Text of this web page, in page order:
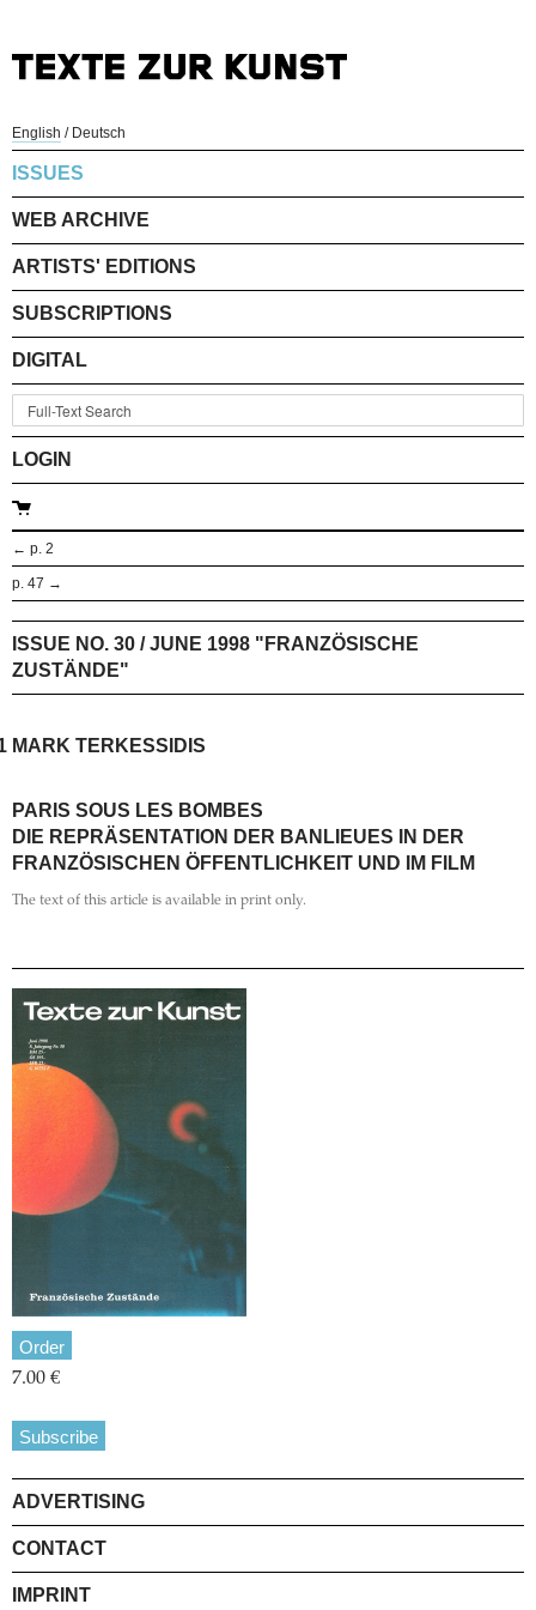
English / Deutsch
ISSUES
WEB ARCHIVE
ARTISTS' EDITIONS
SUBSCRIPTIONS
DIGITAL
LOGIN
← p. 2
p. 47 →
ISSUE NO. 30 / JUNE 1998 "FRANZÖSISCHE
ZUSTÄNDE"
MARK TERKESSIDIS
PARIS SOUS LES BOMBES
DIE REPRÄSENTATION DER BANLIEUES IN DER
FRANZÖSISCHEN ÖFFENTLICHKEIT UND IM FILM
The text of this article is available in print only.
Order
7.00 €
Subscribe
ADVERTISING
CONTACT
IMPRINT